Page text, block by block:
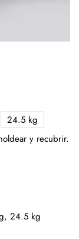
24.5 kg
y recubrir.
24.5 kg